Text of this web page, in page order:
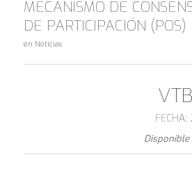
MECANISMO DE
DE PARTICIPACIÓN (POS)
en Noticias
Disponible